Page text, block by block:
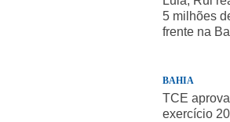
5 milhões
frente na
BAHIA
TCE
exercício